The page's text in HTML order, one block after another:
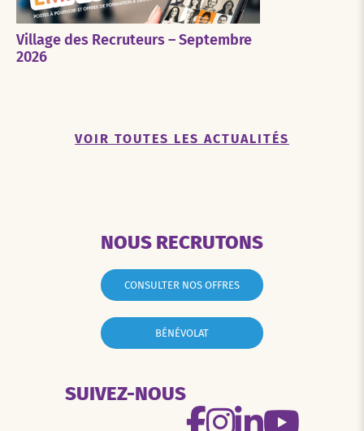
Village des Recruteurs – Septembre
2026
VOIR TOUTES LES ACTUALITÉS
NOUS RECRUTONS
CONSULTER NOS OFFRES
BÉNÉVOLAT
SUIVEZ-NOUS